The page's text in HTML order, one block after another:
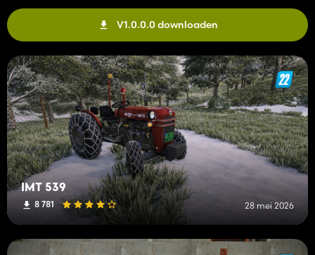
V1.0.0.0 downloaden
IMT 539
8 781 28 mei 2026